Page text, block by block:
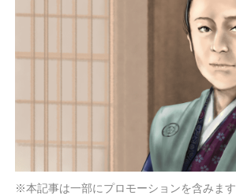
※本記事は一部にプロモーションを含みます